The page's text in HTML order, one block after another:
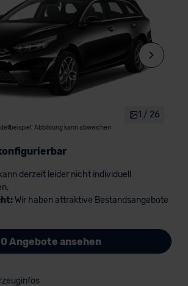
Abbildung kann abweichen
1 / 26
derzeit leider nicht individuell
Wir haben attraktive Bestandsangebote
0 Angebote ansehen